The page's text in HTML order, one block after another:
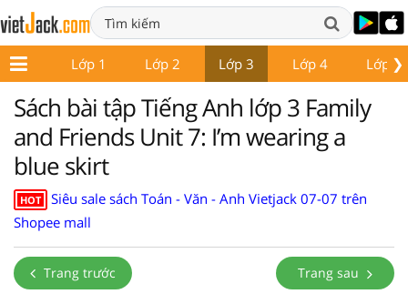
❯
Lớp 1 Lớp 2 Lớp 3 Lớp 4 Lớp 5
Sách bài tập Tiếng Anh lớp 3 Family
and Friends Unit 7: I’m wearing a
blue skirt
HOT
Siêu sale sách Toán - Văn - Anh Vietjack 07-07 trên
Shopee mall
Trang trước Trang sau